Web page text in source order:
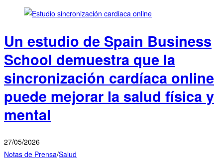
Un estudio de Spain Business
School demuestra que la
sincronización cardíaca online
puede mejorar la salud física y
mental
27/05/2026
Notas de Prensa/Salud